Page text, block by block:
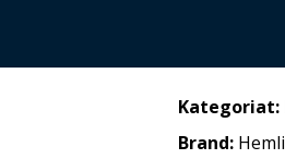
Kategoriat:
Brand: